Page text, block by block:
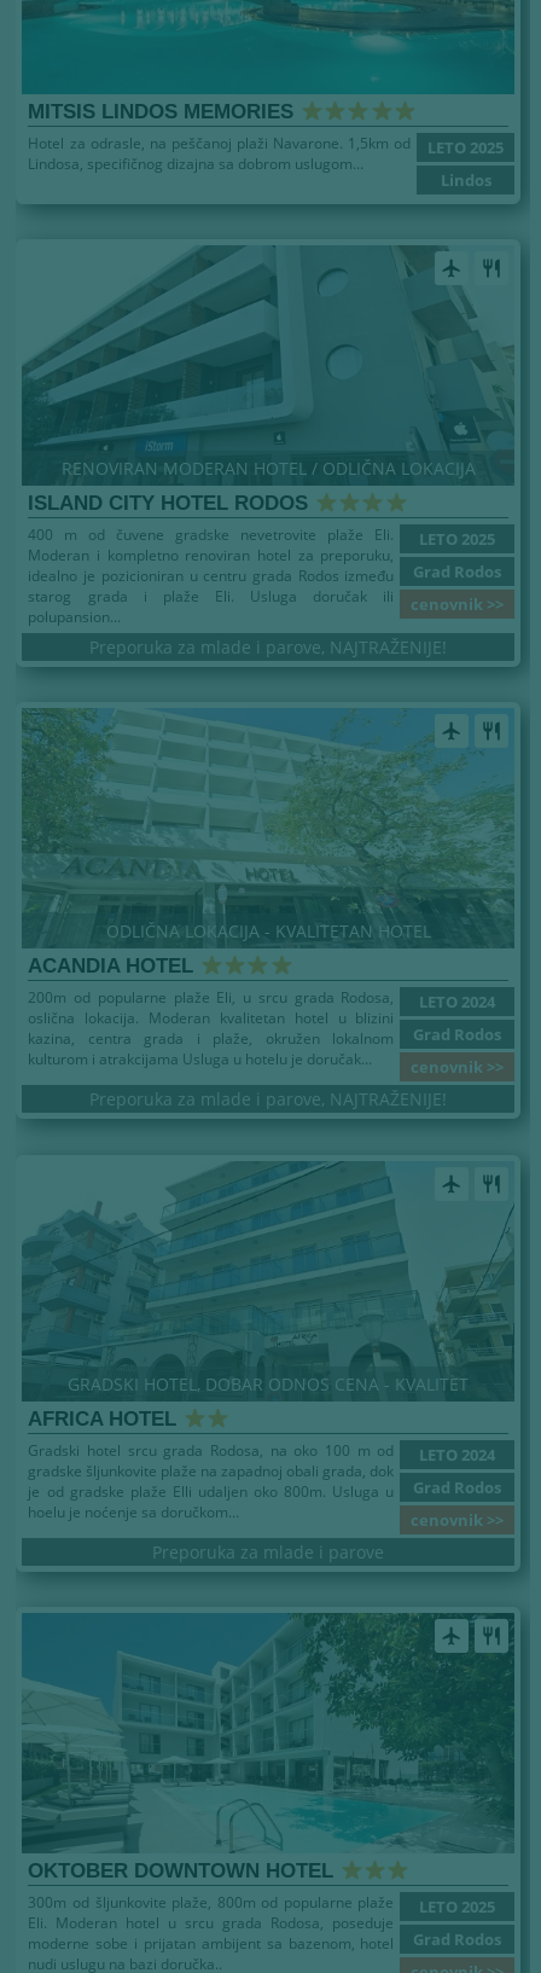
MITSIS LINDOS MEMORIES
LETO 2025
Lindos
Hotel za odrasle, na peščanoj plaži Navarone. 1,5km od
Lindosa, specifičnog dizajna sa dobrom uslugom...
airplanemode_active restaurant
RENOVIRAN MODERAN HOTEL / ODLIČNA LOKACIJA
ISLAND CITY HOTEL RODOS
LETO 2025
Grad Rodos
cenovnik >>
400 m od čuvene gradske nevetrovite plaže Eli.
Moderan i kompletno renoviran hotel za preporuku,
idealno je pozicioniran u centru grada Rodos između
starog grada i plaže Eli. Usluga doručak ili
polupansion...
Preporuka za mlade i parove, NAJTRAŽENIJE!
airplanemode_active restaurant
ODLIČNA LOKACIJA - KVALITETAN HOTEL
ACANDIA HOTEL
LETO 2024
Grad Rodos
cenovnik >>
200m od popularne plaže Eli, u srcu grada Rodosa,
oslična lokacija. Moderan kvalitetan hotel u blizini
kazina, centra grada i plaže, okružen lokalnom
kulturom i atrakcijama Usluga u hotelu je doručak...
Preporuka za mlade i parove, NAJTRAŽENIJE!
airplanemode_active restaurant
GRADSKI HOTEL, DOBAR ODNOS CENA - KVALITET
AFRICA HOTEL
LETO 2024
Grad Rodos
cenovnik >>
Gradski hotel srcu grada Rodosa, na oko 100 m od
gradske šljunkovite plaže na zapadnoj obali grada, dok
je od gradske plaže Elli udaljen oko 800m. Usluga u
hoelu je noćenje sa doručkom...
Preporuka za mlade i parove
airplanemode_active restaurant
OKTOBER DOWNTOWN HOTEL
LETO 2025
Grad Rodos
300m od šljunkovite plaže, 800m od popularne plaže
Eli. Moderan hotel u srcu grada Rodosa, poseduje
moderne sobe i prijatan ambijent sa bazenom, hotel
nudi uslugu na bazi doručka..